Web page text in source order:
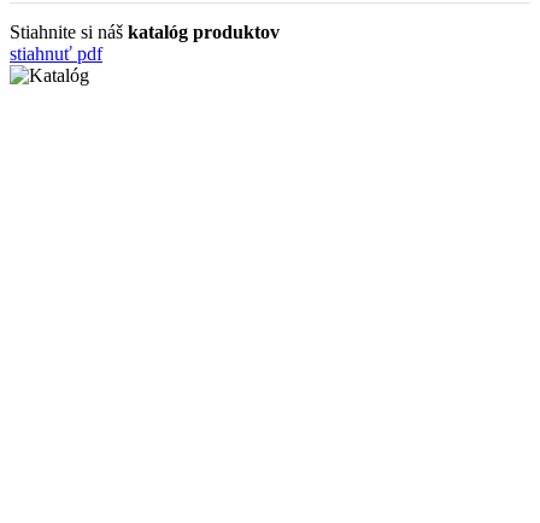
Stiahnite si náš katalóg produktov
stiahnuť pdf